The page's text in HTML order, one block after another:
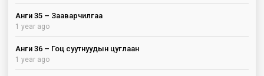
Анги 35 – Зааварчилгаа
1 year ago
Анги 36 – Гоц суутнуудын цуглаан
1 year ago